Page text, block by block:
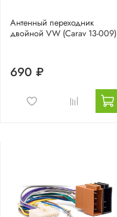
Антенный переходник
двойной VW (Carav 13-009)
690 ₽